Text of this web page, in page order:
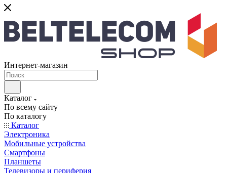
Интернет-магазин
Каталог
По всему сайту
По каталогу
Каталог
Электроника
Мобильные устройства
Смартфоны
Планшеты
Телевизоры и периферия